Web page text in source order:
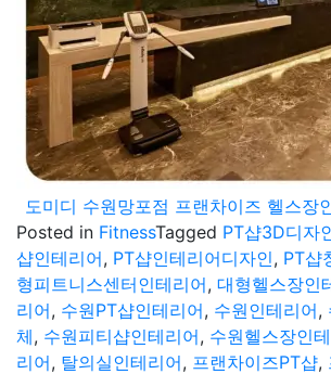
Posted in FitnessTagged PT샵3D디자
샵인테리어, PT샵인테리어디자인, PT샵
형피트니스센터인테리어, 대형헬스장인
리어, 수원PT샵인테리어, 수원인테리어,
체, 수원피티샵인테리어, 수원헬스장인
리어, 탈의실인테리어, 프랜차이즈PT샵,